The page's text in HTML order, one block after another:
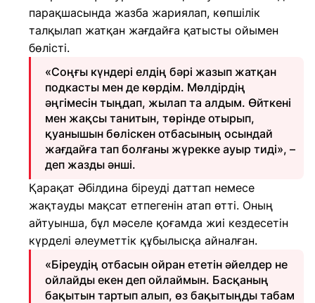
парақшасында жазба жариялап, көпшілік
талқылап жатқан жағдайға қатысты ойымен
бөлісті.
«Соңғы күндері елдің бәрі жазып жатқан
подкасты мен де көрдім. Мөлдірдің
әңгімесін тыңдап, жылап та алдым. Өйткені
мен жақсы танитын, төрінде отырып,
қуанышын бөліскен отбасының осындай
жағдайға тап болғаны жүрекке ауыр тиді», –
деп жазды әнші.
Қарақат Әбілдина біреуді даттап немесе
жақтауды мақсат етпегенін атап өтті. Оның
айтуынша, бұл мәселе қоғамда жиі кездесетін
күрделі әлеуметтік құбылысқа айналған.
«Біреудің отбасын ойран ететін әйелдер не
ойлайды екен деп ойлаймын. Басқаның
бақытын тартып алып, өз бақытыңды табам